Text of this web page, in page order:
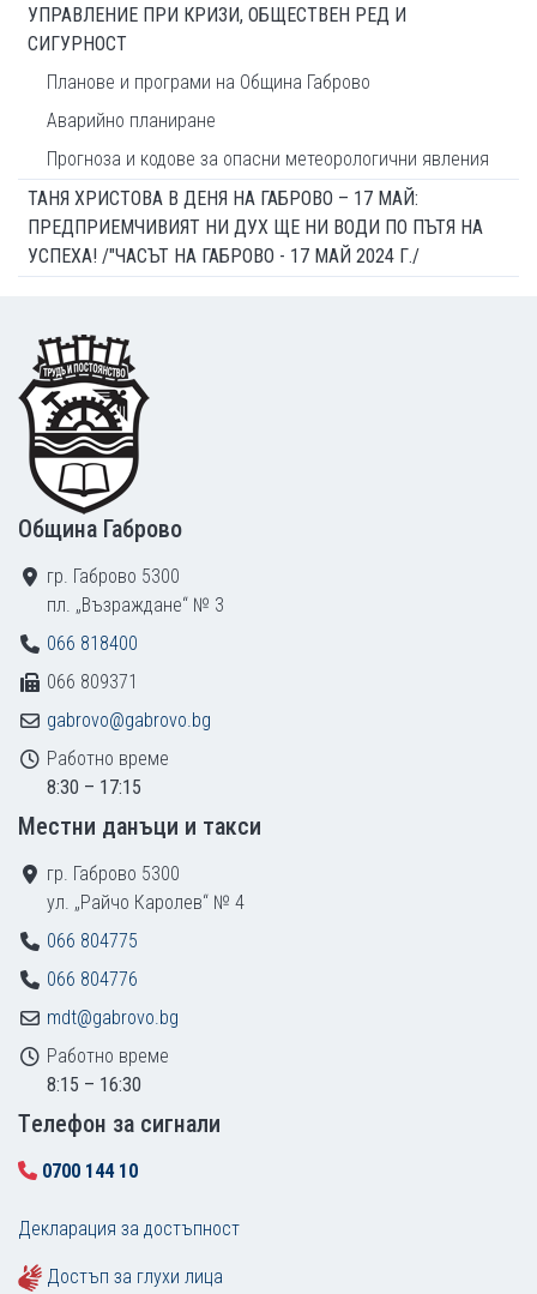
УПРАВЛЕНИЕ ПРИ КРИЗИ, ОБЩЕСТВЕН РЕД И
СИГУРНОСТ
Планове и програми на Община Габрово
Аварийно планиране
Прогноза и кодове за опасни метеорологични явления
ТАНЯ ХРИСТОВА В ДЕНЯ НА ГАБРОВО – 17 МАЙ:
ПРЕДПРИЕМЧИВИЯТ НИ ДУХ ЩЕ НИ ВОДИ ПО ПЪТЯ НА
УСПЕХА! /"ЧАСЪТ НА ГАБРОВО - 17 МАЙ 2024 Г./
Footer
Община Габрово
гр. Габрово 5300
пл. „Възраждане“ № 3
066 818400
066 809371
gabrovo@gabrovo.bg
Работно време
8:30 – 17:15
Местни данъци и такси
гр. Габрово 5300
ул. „Райчо Каролев“ № 4
066 804775
066 804776
mdt@gabrovo.bg
Работно време
8:15 – 16:30
Tелефон за сигнали
0700 144 10
Декларация за достъпност
Достъп за глухи лица